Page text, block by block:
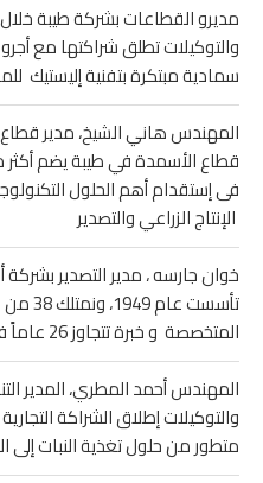
مديرو القطاعات بشركة طيبة
سمادية مبتكرة بتفنية إليستيك
المهندس هاني الشيخ، مدير قطاع
فى إستقدام أهم الحلول
الإنتاج الزراعي والتصدير
خوان جارسه ، مدير التصدير
تأسست
المتخصصة و خبرة تتجاوز 26 عاماً في تطوير وإنتاج المغذيات الحيوية
المهندس أحمد المطري، المدير
والتوكيلات إطلاق الشراكة
متطور من حلول تغذية النبات